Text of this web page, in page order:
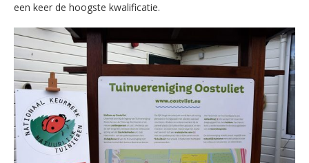
een keer de hoogste kwalificatie.